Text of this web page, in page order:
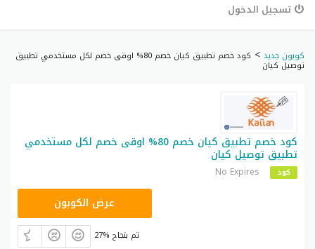
تسجيل الدخول
كوبون جديد > كود خصم تطبيق كيان خصم 80% اوقى خصم لكل مستخدمي تطبيق
توصيل كيان
كود خصم تطبيق كيان خصم 80% اوقى خصم لكل مستخدمي
تطبيق توصيل كيان
كود No Expires
عرض الكوبون
27% تم بنجاح